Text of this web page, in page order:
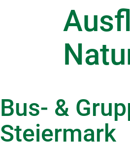
Bus- &
Steiermark